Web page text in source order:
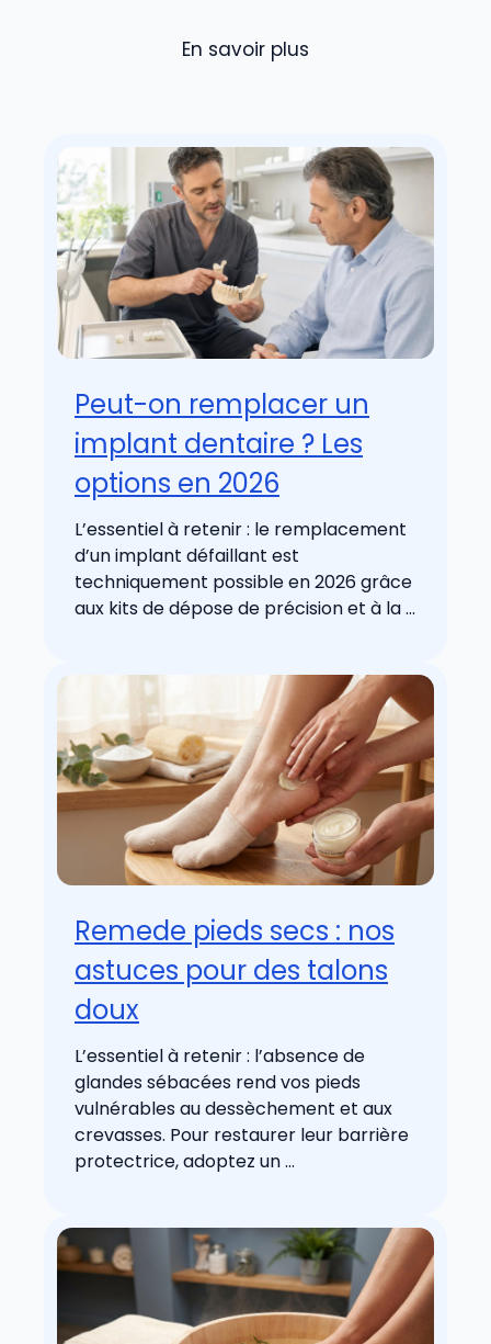
En savoir plus
Peut-on remplacer un
implant dentaire ? Les
options en 2026
L’essentiel à retenir : le remplacement
d’un implant défaillant est
techniquement possible en 2026 grâce
aux kits de dépose de précision et à la ...
Remede pieds secs : nos
astuces pour des talons
doux
L’essentiel à retenir : l’absence de
glandes sébacées rend vos pieds
vulnérables au dessèchement et aux
crevasses. Pour restaurer leur barrière
protectrice, adoptez un ...